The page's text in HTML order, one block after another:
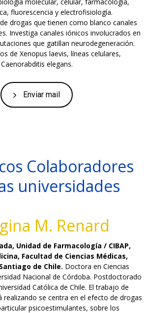
fluorescencia y electrofisiología.
drogas que tienen como blanco canales
Investiga canales iónicos involucrados en
que gatillan neurodegeneración.
de Xenopus laevis, líneas celulares,
Caenorabditis elegans.
Enviar mail
Colaboradores
universidades
M. Renard
Unidad de Farmacología / CIBAP,
Facultad de Ciencias Médicas,
de Chile. Doctora en Ciencias
Nacional de Córdoba. Postdoctorado
Católica de Chile. El trabajo de
realizando se centra en el efecto de drogas
psicoestimulantes, sobre los